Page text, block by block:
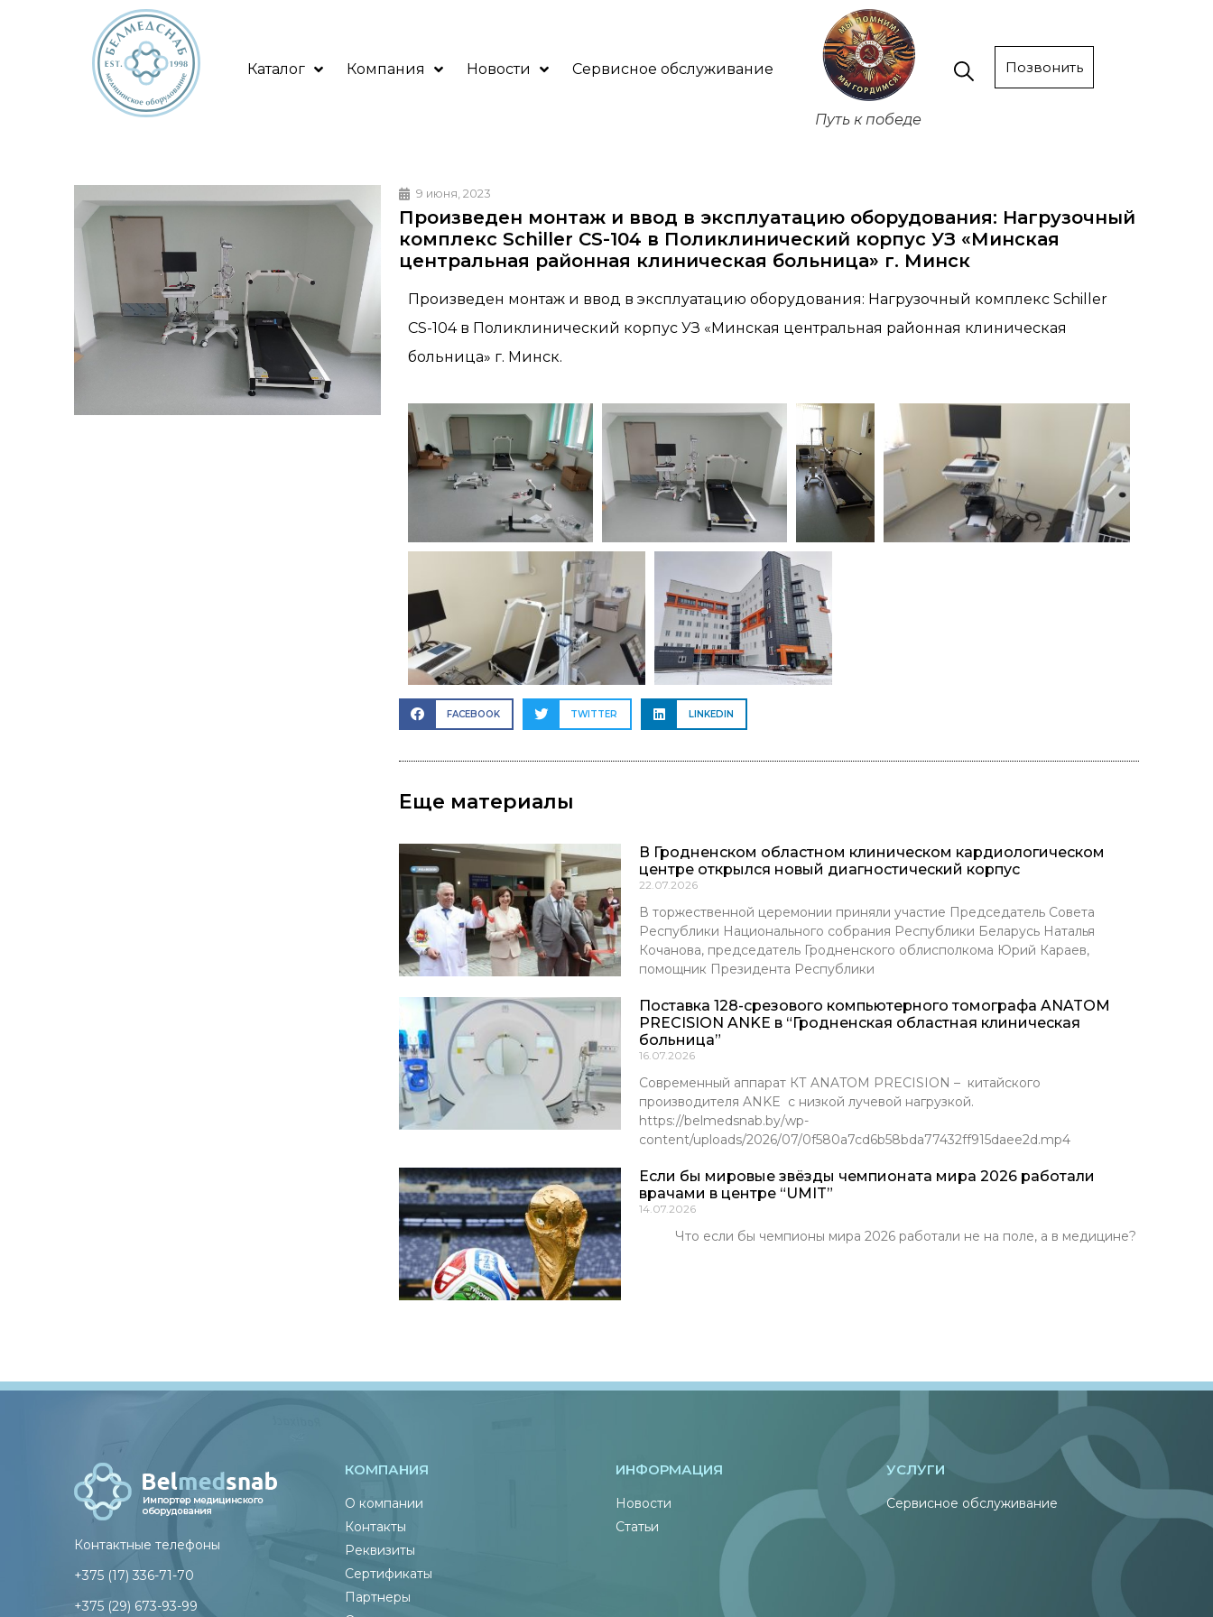
Каталог Компания Новости Сервисное обслуживание
Путь к победе
Позвонить
9 июня, 2023
Произведен монтаж и ввод в эксплуатацию оборудования: Нагрузочный
комплекс Schiller CS-104 в Поликлинический корпус УЗ «Минская
центральная районная клиническая больница» г. Минск
Произведен монтаж и ввод в эксплуатацию оборудования: Нагрузочный комплекс Schiller
CS-104 в Поликлинический корпус УЗ «Минская центральная районная клиническая
больница» г. Минск.
FACEBOOK TWITTER LINKEDIN
Еще материалы
В Гродненском областном клиническом кардиологическом
центре открылся новый диагностический корпус
22.07.2026
В торжественной церемонии приняли участие Председатель Совета
Республики Национального собрания Республики Беларусь Наталья
Кочанова, председатель Гродненского облисполкома Юрий Караев,
помощник Президента Республики
Поставка 128-срезового компьютерного томографа ANATOM
PRECISION ANKE в “Гродненская областная клиническая
больница”
16.07.2026
Современный аппарат КТ ANATOM PRECISION – китайского
производителя ANKE с низкой лучевой нагрузкой.
https://belmedsnab.by/wp-
content/uploads/2026/07/0f580a7cd6b58bda77432ff915daee2d.mp4
Если бы мировые звёзды чемпионата мира 2026 работали
врачами в центре “UMIT”
14.07.2026
Что если бы чемпионы мира 2026 работали не на поле, а в медицине?
Контактные телефоны
+375 (17) 336-71-70
+375 (29) 673-93-99
КОМПАНИЯ
О компании
Контакты
Реквизиты
Сертификаты
Партнеры
ИНФОРМАЦИЯ
Новости
Статьи
УСЛУГИ
Сервисное обслуживание